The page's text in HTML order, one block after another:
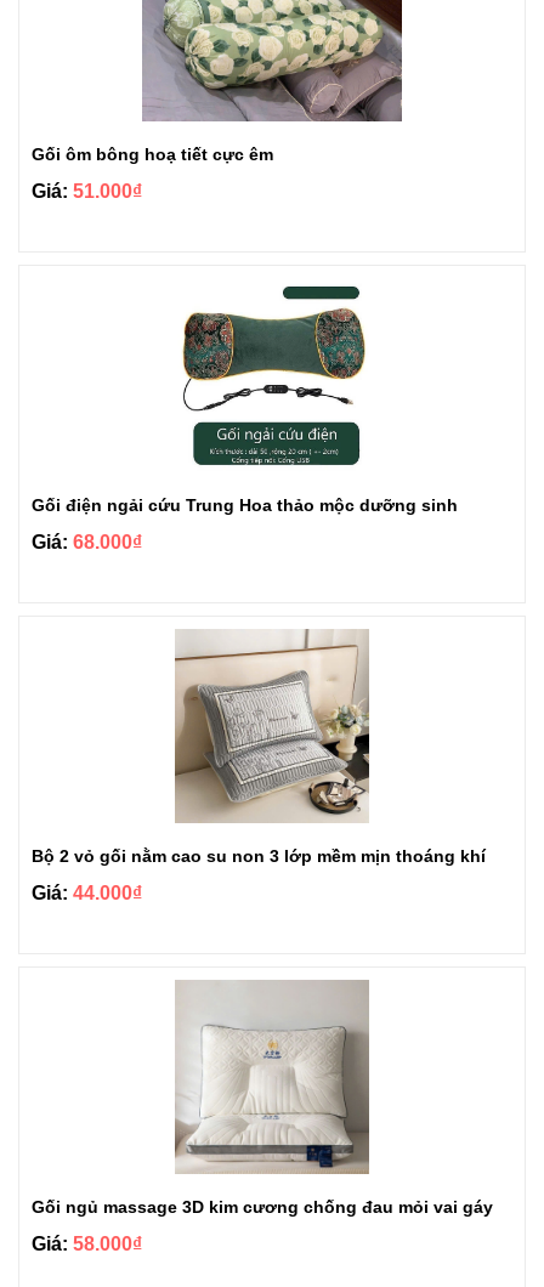
Gối ôm bông hoạ tiết cực êm
Giá: 51.000₫
Gối điện ngải cứu Trung Hoa thảo mộc dưỡng sinh
Giá: 68.000₫
Bộ 2 vỏ gối nằm cao su non 3 lớp mềm mịn thoáng khí
Giá: 44.000₫
Gối ngủ massage 3D kim cương chống đau mỏi vai gáy
Giá: 58.000₫